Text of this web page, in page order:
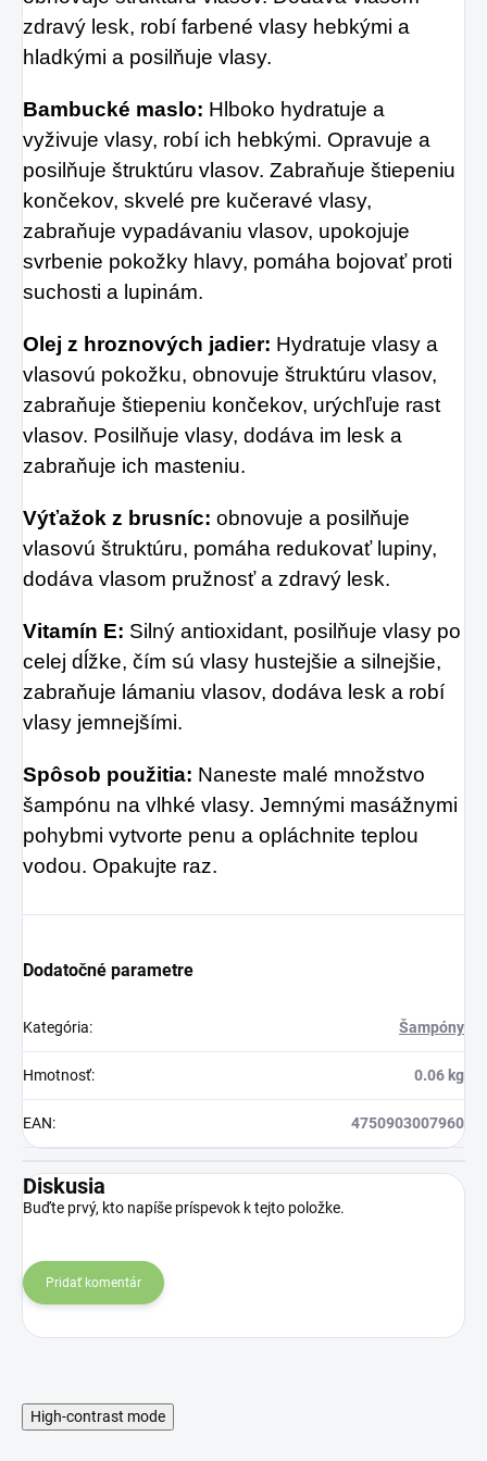
zdravý lesk, robí farbené vlasy hebkými a
hladkými a posilňuje vlasy.
Bambucké maslo: Hlboko hydratuje a
vyživuje vlasy, robí ich hebkými. Opravuje a
posilňuje štruktúru vlasov. Zabraňuje štiepeniu
končekov, skvelé pre kučeravé vlasy,
zabraňuje vypadávaniu vlasov, upokojuje
svrbenie pokožky hlavy, pomáha bojovať proti
suchosti a lupinám.
Olej z hroznových jadier: Hydratuje vlasy a
vlasovú pokožku, obnovuje štruktúru vlasov,
zabraňuje štiepeniu končekov, urýchľuje rast
vlasov. Posilňuje vlasy, dodáva im lesk a
zabraňuje ich masteniu.
Výťažok z brusníc: obnovuje a posilňuje
vlasovú štruktúru, pomáha redukovať lupiny,
dodáva vlasom pružnosť a zdravý lesk.
Vitamín E: Silný antioxidant, posilňuje vlasy po
celej dĺžke, čím sú vlasy hustejšie a silnejšie,
zabraňuje lámaniu vlasov, dodáva lesk a robí
vlasy jemnejšími.
Spôsob použitia: Naneste malé množstvo
šampónu na vlhké vlasy. Jemnými masážnymi
pohybmi vytvorte penu a opláchnite teplou
vodou. Opakujte raz.
Dodatočné parametre
Kategória: Šampóny
Hmotnosť: 0.06 kg
EAN: 4750903007960
Diskusia
Buďte prvý, kto napíše príspevok k tejto položke.
Pridať komentár
High-contrast mode